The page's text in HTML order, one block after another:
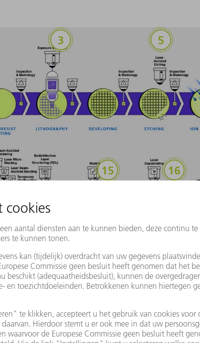
&amp; MetrologyExposure DUV/EUV Laser-
via Drilling
Ablation
Soldering
Beam-Assisted Bonding
(De)Bonding
Marking Laser
manier in extreem dunne wafers.